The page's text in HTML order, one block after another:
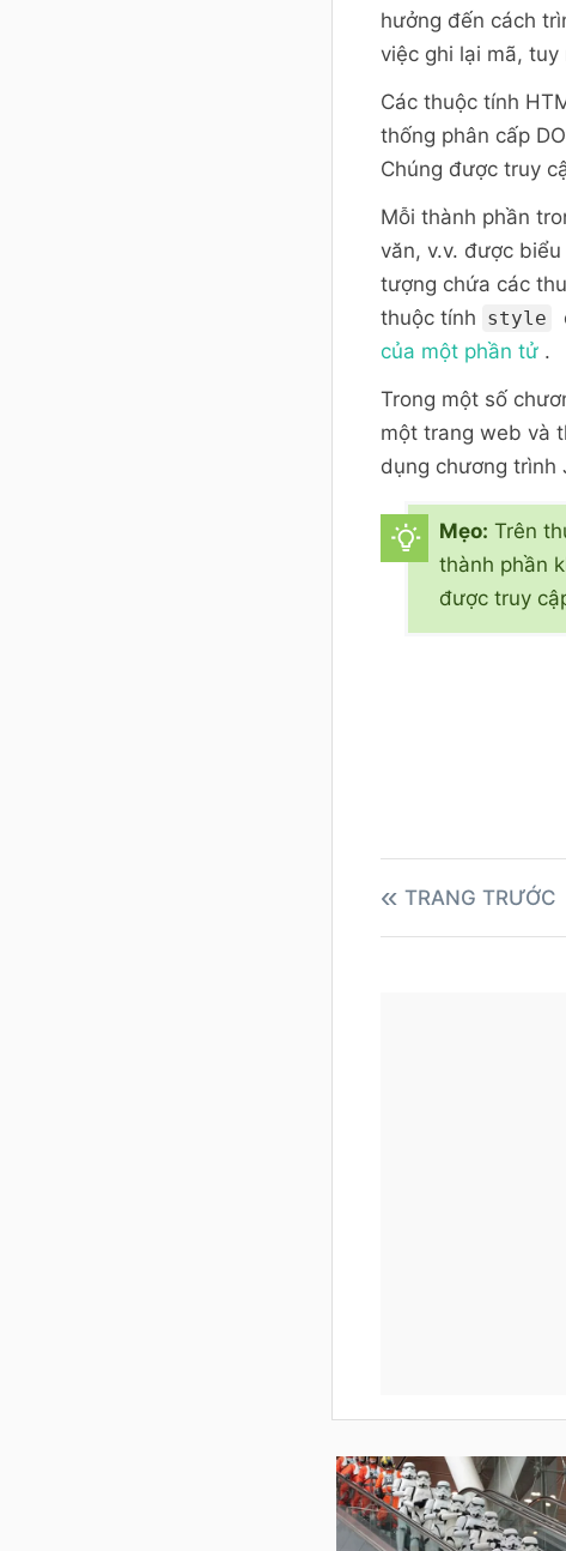
hưởng đến cách
việc ghi lại mã,
Các thuộc tính
thống phân cấp
Chúng được truy
Mỗi thành phần
văn, v.v. được
tượng chứa các
thuộc tính style
của một phần tử .
Trong một số
một trang web và
dụng chương trình
Mẹo: Trên
thành phần
được truy
TRANG TRƯỚC